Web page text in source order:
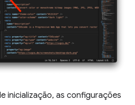
inicialização, as configurações